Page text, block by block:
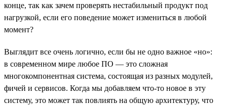
конце, так как зачем проверять нестабильный продукт под
нагрузкой, если его поведение может измениться в любой
момент?
Выглядит все очень логично, если бы не одно важное «но»:
в современном мире любое ПО — это сложная
многокомпонентная система, состоящая из разных модулей,
фичей и сервисов. Когда мы добавляем что-то новое в эту
систему, это может так повлиять на общую архитектуру, что